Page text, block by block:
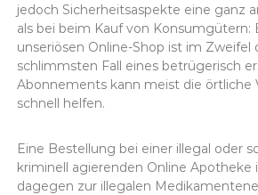
jedoch Sicherheitsaspekte eine ganz
als bei beim Kauf von Konsumgütern:
unseriösen Online-Shop ist im Zweifel
schlimmsten Fall eines betrügerisch
Abonnements kann meist die örtliche
schnell helfen.
Eine Bestellung bei einer illegal oder
kriminell agierenden Online Apotheke
dagegen zur illegalen